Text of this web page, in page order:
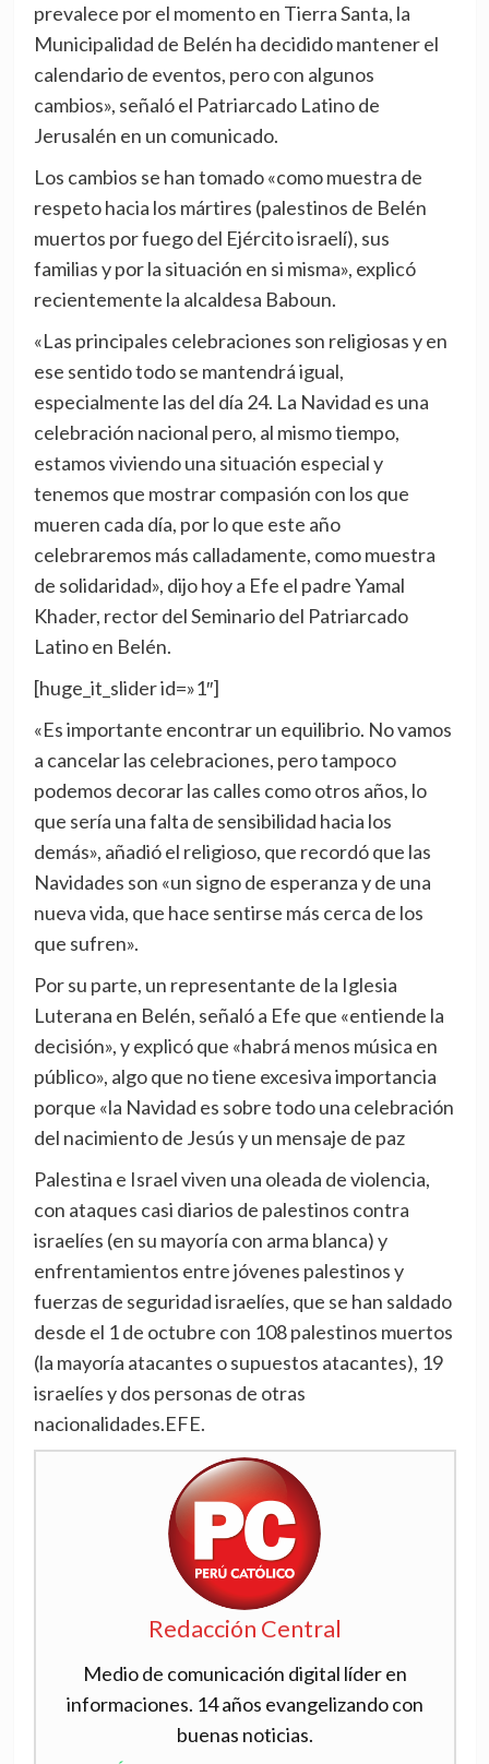
prevalece por el momento en Tierra Santa, la
Municipalidad de Belén ha decidido mantener el
calendario de eventos, pero con algunos
cambios», señaló el Patriarcado Latino de
Jerusalén en un comunicado.
Los cambios se han tomado «como muestra de
respeto hacia los mártires (palestinos de Belén
muertos por fuego del Ejército israelí), sus
familias y por la situación en si misma», explicó
recientemente la alcaldesa Baboun.
«Las principales celebraciones son religiosas y en
ese sentido todo se mantendrá igual,
especialmente las del día 24. La Navidad es una
celebración nacional pero, al mismo tiempo,
estamos viviendo una situación especial y
tenemos que mostrar compasión con los que
mueren cada día, por lo que este año
celebraremos más calladamente, como muestra
de solidaridad», dijo hoy a Efe el padre Yamal
Khader, rector del Seminario del Patriarcado
Latino en Belén.
[huge_it_slider id=»1″]
«Es importante encontrar un equilibrio. No vamos
a cancelar las celebraciones, pero tampoco
podemos decorar las calles como otros años, lo
que sería una falta de sensibilidad hacia los
demás», añadió el religioso, que recordó que las
Navidades son «un signo de esperanza y de una
nueva vida, que hace sentirse más cerca de los
que sufren».
Por su parte, un representante de la Iglesia
Luterana en Belén, señaló a Efe que «entiende la
decisión», y explicó que «habrá menos música en
público», algo que no tiene excesiva importancia
porque «la Navidad es sobre todo una celebración
del nacimiento de Jesús y un mensaje de paz
Palestina e Israel viven una oleada de violencia,
con ataques casi diarios de palestinos contra
israelíes (en su mayoría con arma blanca) y
enfrentamientos entre jóvenes palestinos y
fuerzas de seguridad israelíes, que se han saldado
desde el 1 de octubre con 108 palestinos muertos
(la mayoría atacantes o supuestos atacantes), 19
israelíes y dos personas de otras
nacionalidades.EFE.
Redacción Central
Medio de comunicación digital líder en
informaciones. 14 años evangelizando con
buenas noticias.